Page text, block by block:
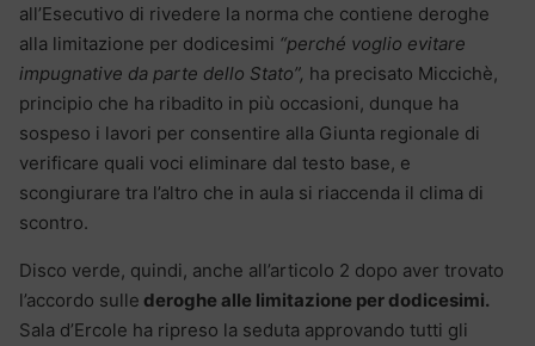
all’Esecutivo di rivedere la norma che contiene deroghe
alla limitazione per dodicesimi “perché voglio evitare
impugnative da parte dello Stato”, ha precisato Miccichè,
principio che ha ribadito in più occasioni, dunque ha
sospeso i lavori per consentire alla Giunta regionale di
verificare quali voci eliminare dal testo base, e
scongiurare tra l’altro che in aula si riaccenda il clima di
scontro.
Disco verde, quindi, anche all’articolo 2 dopo aver trovato
l’accordo sulle deroghe alle limitazione per dodicesimi.
Sala d’Ercole ha ripreso la seduta approvando tutti gli